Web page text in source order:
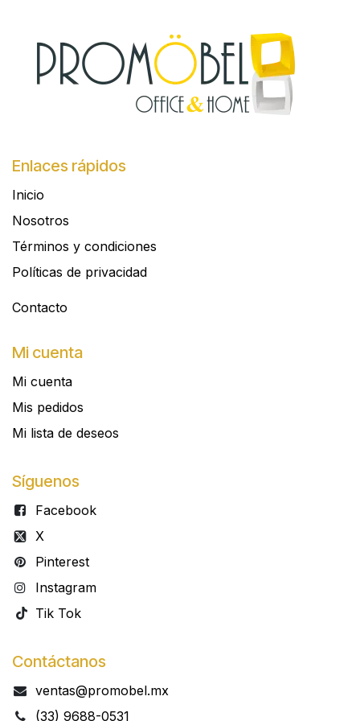
Enlaces rápidos
Inicio
Nosotros
Términos y condiciones
Políticas de privacidad
Contacto​
Mi cuenta
Mi cuenta
Mis pedidos
Mi lista de deseos
Síguenos
Facebook
X
Pinterest
Instagram
Tik Tok
Contáctanos
ventas@promobel.mx
(33) 9688-0531​​